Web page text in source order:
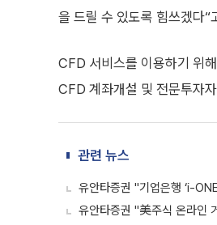
을 드릴 수 있도록 힘쓰겠다“
CFD 서비스를 이용하기 위
CFD 계좌개설 및 전문투자
관련 뉴스
유안타증권 "기업은행 ‘i-
유안타증권 "美주식 온라인